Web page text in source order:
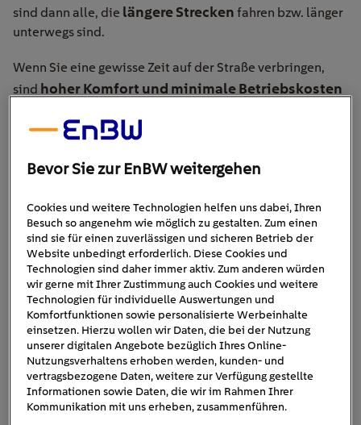
sind dann alle, die längere Strecken fahren bzw. länger
unterwegs sind.
Wenn Sie eine gewisse Zeit auf der Straße verbringen,
sind hoher Komfort und minimale Betriebskosten
Sie umweltbewusst an Ihr Ziel.
Verbrauch und Kosten eines E-Autos
Elektroautos sind im laufenden Betrieb häufig günstiger
als Verbrenner. Gerade fürVielfahrer*innenkann
sich der meist höhere Anschaffungspreis des Stromers auf
lange Sicht rechnen. Genauere Informationen zum
Verbrauch finden Sie im Artikel „Wie hoch ist der
Stromverbrauch von Elektroautos?“.
Beim E-Auto können Sie je nach Tarif vom günstigem
„Tanken“ profitieren: Strom ist an einer öffentlichen
Ladesäule im Vergleich zu Benzin oder Diesel oftmals
günstiger. Noch günstiger wird es, wenn Sie Ihr Auto zu
Hause laden. Pendler*innen, die an der eigenen Wallbox
Bevor Sie zur EnBW weitergehen
Cookies und weitere Technologien helfen uns dabei, Ihren
Besuch so angenehm wie möglich zu gestalten. Zum einen
sind sie für einen zuverlässigen und sicheren Betrieb der
Website unbedingt erforderlich. Diese Cookies und
Technologien sind daher immer aktiv. Zum anderen würden
wir gerne mit Ihrer Zustimmung auch Cookies und weitere
Technologien für individuelle Auswertungen und
Komfortfunktionen sowie personalisierte Werbeinhalte
einsetzen. Hierzu wollen wir Daten, die bei der Nutzung
unserer digitalen Angebote bezüglich Ihres Online-
Nutzungsverhaltens erhoben werden, kunden- und
vertragsbezogene Daten, weitere zur Verfügung gestellte
Informationen sowie Daten, die wir im Rahmen Ihrer
Kommunikation mit uns erheben, zusammenführen.